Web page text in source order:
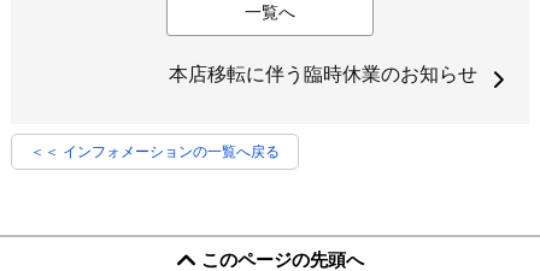
一覧へ
本店移転に伴う臨時休業のお知らせ
＜＜ インフォメーションの一覧へ戻る
このページの先頭へ